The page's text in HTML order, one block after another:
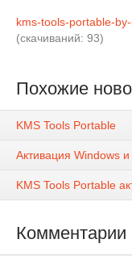
kms-tools-portable-
(cкачиваний: 93)
Похожие
KMS Tools Portable
Активация Windows
KMS Tools Portable
Комментарии